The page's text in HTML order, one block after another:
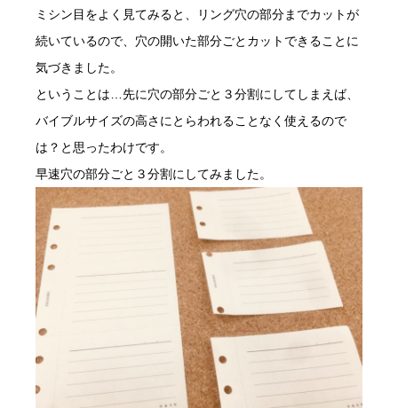
ミシン目をよく見てみると、リング穴の部分までカットが
続いているので、穴の開いた部分ごとカットできることに
気づきました。
ということは…先に穴の部分ごと３分割にしてしまえば、
バイブルサイズの高さにとらわれることなく使えるので
は？と思ったわけです。
早速穴の部分ごと３分割にしてみました。